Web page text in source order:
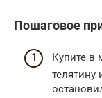
Пошаговое
Купите в